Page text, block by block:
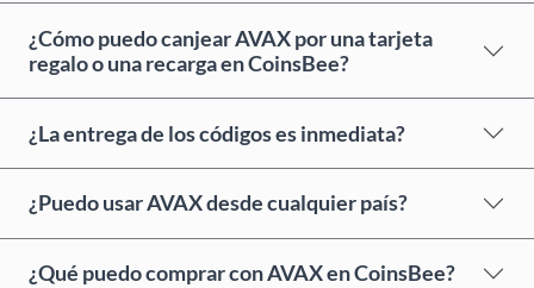
¿Cómo puedo canjear AVAX por una tarjeta
regalo o una recarga en CoinsBee?
¿La entrega de los códigos es inmediata?
¿Puedo usar AVAX desde cualquier país?
¿Qué puedo comprar con AVAX en CoinsBee?